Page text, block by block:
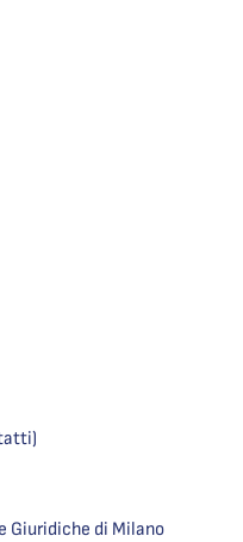
Giuridiche di Milano